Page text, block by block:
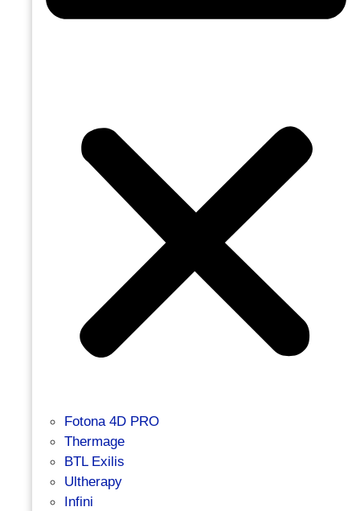
Fotona 4D PRO
Thermage
BTL Exilis
Ultherapy
Infini